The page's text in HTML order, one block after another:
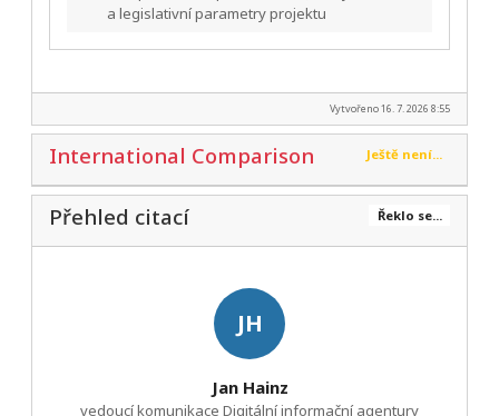
a legislativní parametry projektu
Vytvořeno 16. 7. 2026 8:55
Ještě není...
International Comparison
Řeklo se...
Přehled citací
JH
Jan Hainz
vedoucí komunikace Digitální informační agentury